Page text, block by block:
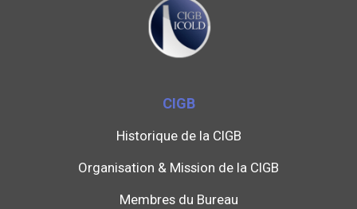
CIGB
Historique de la CIGB
Organisation & Mission de la CIGB
Membres du Bureau